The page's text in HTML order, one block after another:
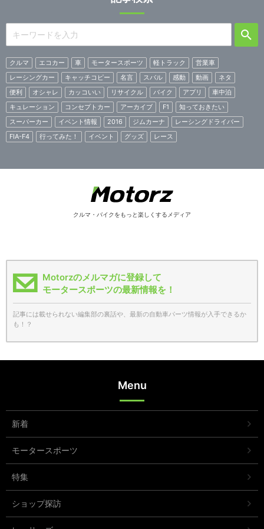
クルマ エコカー 車 モータースポーツ 軽トラック
営業車
レーシングカー
キャッチコピー 名言 スバル 感動 動画
ネタ
便利
オシャレ カッコいい リサイクル バイク アプリ
車中泊
キュレーション
コンセプトカー アーカイブ F1
知っておきたい
スーパーカー
イベント情報 2016 ジムカーナ
レーシングドライバー
FIA-F4
行ってみた！ イベント グッズ レース
クルマ・バイクをもっと楽しくするメディア
Motorzのメルマガに登録して
モータースポーツの最新情報を！
記事には載せられない編集部の裏話や、最新の自動車パーツ情報が入手できるか
も！？
Menu
新着
モータースポーツ
特集
ショップ探訪